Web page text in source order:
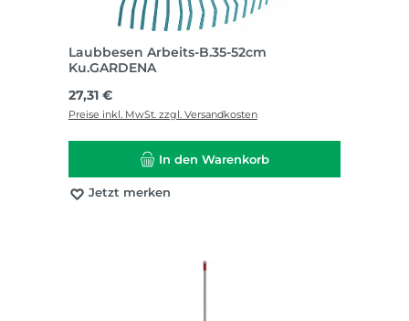
Laubbesen Arbeits-B.35-52cm
Ku.GARDENA
Regulärer Preis:
27,31 €
Preise inkl. MwSt. zzgl. Versandkosten
In den Warenkorb
Jetzt merken